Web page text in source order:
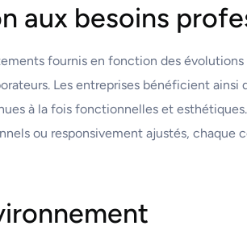
aux besoins
fournis en fonction des évolutions
Les entreprises bénéficient ainsi
à la fois fonctionnelles et
ou responsivement ajustés, chaque